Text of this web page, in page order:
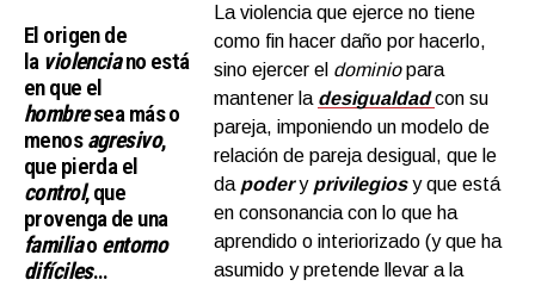
El origen de
la violencia no está
en que el
hombresea más o
menosagresivo,
que pierda el
control, que
provenga de una
familiao entorno
difíciles…
La violencia que ejerce no tiene
como fin hacer daño por hacerlo,
sino ejercer el dominiopara
mantener la desigualdad con su
pareja, imponiendo un modelo de
relación de pareja desigual, que le
da poder y privilegiosy que está
en consonancia con lo que ha
aprendido o interiorizado (y que ha
asumido y pretende llevar a la